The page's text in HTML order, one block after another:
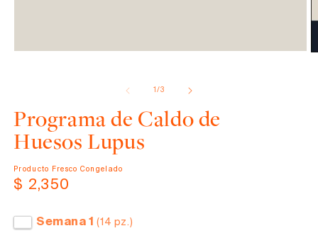
multimedia
en
una
1/de
3
Programa de Caldo de
Huesos Lupus
Producto Fresco Congelado
Precio
$ 2,350
Semana 1(14 pz.)